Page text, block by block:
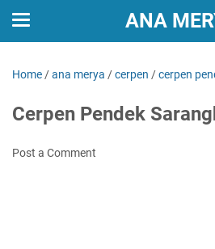
ANA
Home /ana merya /cerpen /cerpen
Cerpen Pendek
Post a Comment